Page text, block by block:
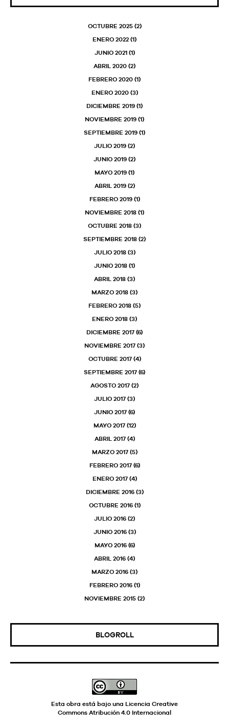
OCTUBRE 2025(2)
ENERO 2022 (1)
JUNIO 2021(1)
ABRIL 2020 (2)
FEBRERO 2020 (1)
ENERO 2020(3)
DICIEMBRE 2019 (1)
NOVIEMBRE 2019 (1)
SEPTIEMBRE 2019 (1)
JULIO 2019 (2)
JUNIO 2019 (2)
MAYO 2019 (1)
ABRIL 2019(2)
FEBRERO 2019(1)
NOVIEMBRE 2018 (1)
OCTUBRE 2018 (3)
SEPTIEMBRE 2018 (2)
JULIO 2018(3)
JUNIO 2018 (1)
ABRIL 2018 (3)
MARZO 2018 (3)
FEBRERO 2018 (5)
ENERO 2018 (3)
DICIEMBRE 2017 (6)
NOVIEMBRE 2017 (3)
OCTUBRE 2017(4)
SEPTIEMBRE 2017 (6)
AGOSTO 2017 (2)
JULIO 2017 (3)
JUNIO 2017 (6)
MAYO 2017(12)
ABRIL 2017(4)
MARZO 2017(5)
FEBRERO 2017(6)
ENERO 2017(4)
DICIEMBRE 2016(3)
OCTUBRE 2016(1)
JULIO 2016 (2)
JUNIO 2016(3)
MAYO 2016(6)
ABRIL 2016 (4)
MARZO 2016 (3)
FEBRERO 2016(1)
NOVIEMBRE 2015 (2)
BLOGROLL
Esta obra está bajo una Licencia Creative
Commons Atribución 4.0 Internacional